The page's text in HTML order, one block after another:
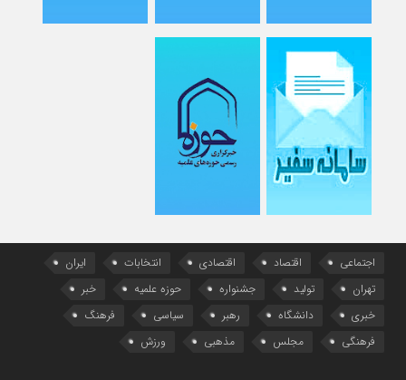
اجتماعی اقتصاد اقتصادی انتخابات
ایران
تهران
تولید جشنواره حوزه علمیه
خبر
خبری
دانشگاه رهبر سیاسی
فرهنگ
فرهنگی
مجلس مذهبی ورزش